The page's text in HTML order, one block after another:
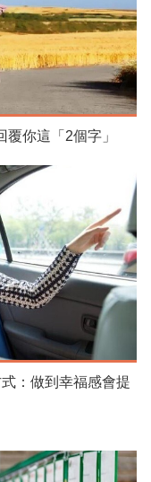
你這「2個字」
：做到幸福感會提